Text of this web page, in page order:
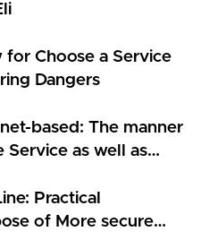
for Choose a Service
Dangers
based: The manner
Service as well as
Practical
of More secure